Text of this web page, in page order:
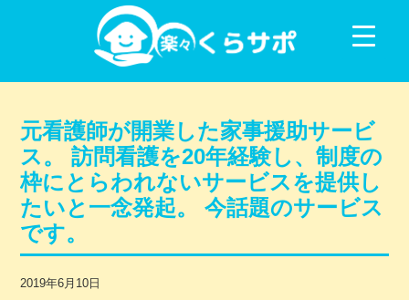
コンテンツに移動
元看護師が開業した家事援助サービ
ス。 訪問看護を20年経験し、制度の
枠にとらわれないサービスを提供し
たいと一念発起。 今話題のサービス
です。
2019年6月10日